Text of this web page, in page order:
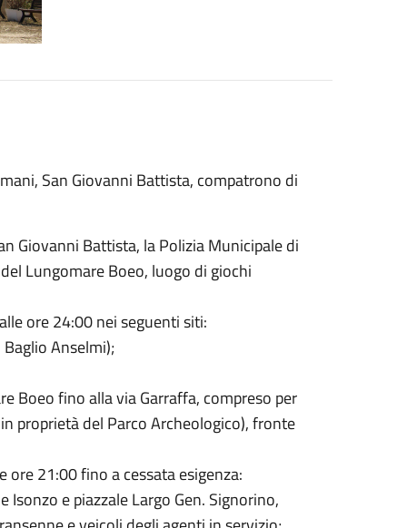
San Giovanni Battista, compatrono di
Giovanni Battista, la Polizia Municipale di
Lungomare Boeo, luogo di giochi
ore 24:00 nei seguenti siti:
Anselmi);
Boeo fino alla via Garraffa, compreso per
proprietà del Parco Archeologico), fronte
21:00 fino a cessata esigenza:
e piazzale Largo Gen. Signorino,